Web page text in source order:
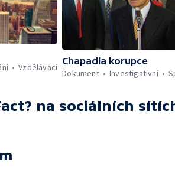
Vzdělávací
Chapadla korupce
Dokument
Investigativní
na sociálních